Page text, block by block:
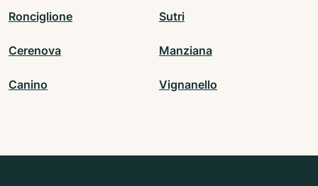
Ronciglione Sutri
Cerenova Manziana
Canino Vignanello